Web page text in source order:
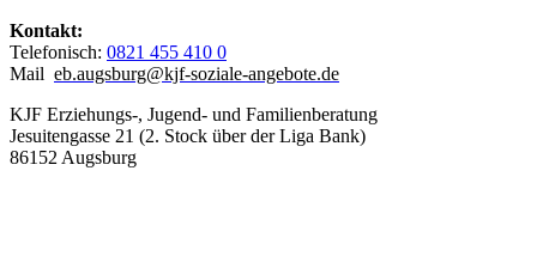
Kontakt:
Telefonisch: 0821 455 410 0
Mail eb.augsburg@kjf-soziale-angebote.de
KJF Erziehungs-, Jugend- und Familienberatung
Jesuitengasse 21 (2. Stock über der Liga Bank)
86152 Augsburg